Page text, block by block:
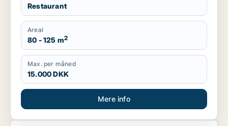
Restaurant
Areal
80 - 125 m2
Max. per måned
15.000 DKK
Mere info